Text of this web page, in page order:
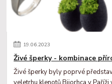
19.06.2023
Živé šperky - kombinace
Živé šperky byly poprvé